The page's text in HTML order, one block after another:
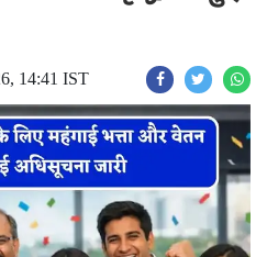
14:41 IST